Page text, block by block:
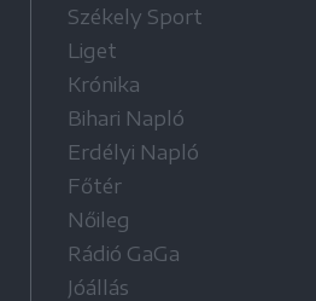
Székely Sport
Liget
Krónika
Bihari Napló
Erdélyi Napló
Főtér
Nőileg
Rádió GaGa
Jóállás